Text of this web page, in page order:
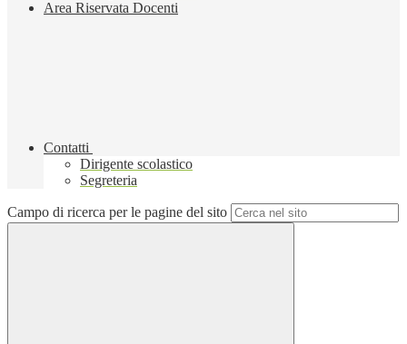
Area Riservata Docenti
Contatti
Dirigente scolastico
Segreteria
Campo di ricerca per le pagine del sito